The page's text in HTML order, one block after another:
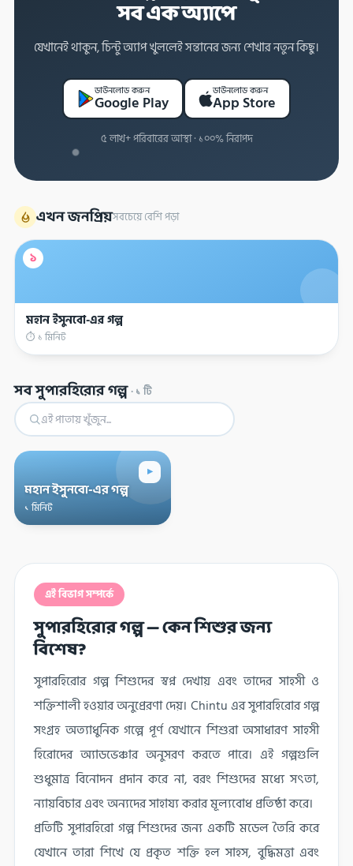
সব এক অ্যাপে
যেখানেই থাকুন, চিন্টু অ্যাপ খুললেই সন্তানের জন্য শেখার নতুন কিছু।
ডাউনলোড করুন
Google Play
ডাউনলোড করুন
App Store
৫ লাখ+ পরিবারের আস্থা · ১০০% নিরাপদ
এখন জনপ্রিয়সবচেয়ে বেশি পড়া
১
মহান ইসুনবো-এর গল্প
⏱ ১ মিনিট
সব সুপারহিরোর গল্প·১টি
▸
মহান ইসুনবো-এর গল্প
১ মিনিট
এই বিভাগ সম্পর্কে
সুপারহিরোর গল্প — কেন শিশুর জন্য
বিশেষ?
সুপারহিরোর গল্প শিশুদের স্বপ্ন দেখায় এবং তাদের সাহসী ও
শক্তিশালী হওয়ার অনুপ্রেরণা দেয়। Chintu এর সুপারহিরোর গল্প
সংগ্রহ অত্যাধুনিক গল্পে পূর্ণ যেখানে শিশুরা অসাধারণ সাহসী
হিরোদের অ্যাডভেঞ্চার অনুসরণ করতে পারে। এই গল্পগুলি
শুধুমাত্র বিনোদন প্রদান করে না, বরং শিশুদের মধ্যে সৎতা,
ন্যায়বিচার এবং অন্যদের সাহায্য করার মূল্যবোধ প্রতিষ্ঠা করে।
প্রতিটি সুপারহিরো গল্প শিশুদের জন্য একটি মডেল তৈরি করে
যেখানে তারা শিখে যে প্রকৃত শক্তি হল সাহস, বুদ্ধিমত্তা এবং